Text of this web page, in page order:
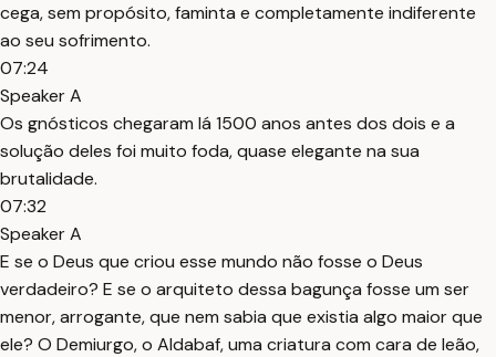
cega, sem propósito, faminta e completamente indiferente
ao seu sofrimento.
07:24
Speaker A
Os gnósticos chegaram lá 1500 anos antes dos dois e a
solução deles foi muito foda, quase elegante na sua
brutalidade.
07:32
Speaker A
E se o Deus que criou esse mundo não fosse o Deus
verdadeiro? E se o arquiteto dessa bagunça fosse um ser
menor, arrogante, que nem sabia que existia algo maior que
ele? O Demiurgo, o Aldabaf, uma criatura com cara de leão,